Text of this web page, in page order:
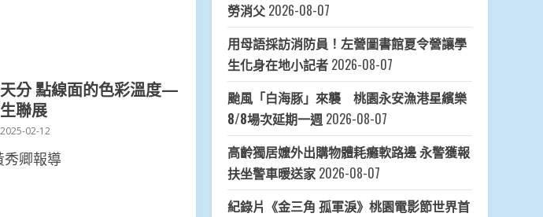
分 點線面的色彩溫度—
聯展
2025-02-12
秀卿報導
勞消父 2026-08-07
用母語採訪消防員！左營圖書館夏令營讓學
生化身在地小記者 2026-08-07
颱風「白海豚」來襲 桃園永安漁港星繽樂
8/8場次延期一週 2026-08-07
高齡獨居嬤外出購物體耗癱軟路邊 永警獲報
扶坐警車暖送家 2026-08-07
紀錄片《金三角 孤軍淚》桃園電影節世界首